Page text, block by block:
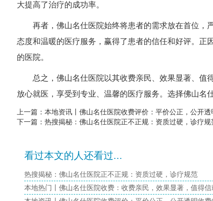
大提高了治疗的成功率。
再者，佛山名仕医院始终将患者的需求放在首位，
态度和温暖的医疗服务，赢得了患者的信任和好评。正
的医院。
总之，佛山名仕医院以其收费亲民、效果显著、值
放心就医，享受到专业、温馨的医疗服务。选择佛山名
上一篇： 本地资讯丨佛山名仕医院收费评价：平价公正，公开
下一篇： 热搜揭秘：佛山名仕医院正不正规：资质过硬，诊疗规
看过本文的人还看过...
热搜揭秘：佛山名仕医院正不正规：资质过硬，诊疗规范
本地热门丨佛山名仕医院收费：收费亲民，效果显著，值得信